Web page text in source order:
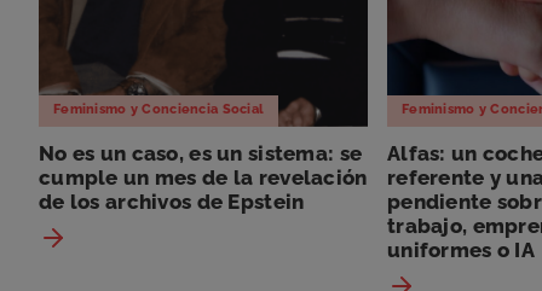
Feminismo y Conciencia Social
No es un caso, es un sistema: se
cumple un mes de la revelación
de los archivos de Epstein
Feminismo y
Alfas: un
referente y
pendiente
trabajo,
uniformes o IA